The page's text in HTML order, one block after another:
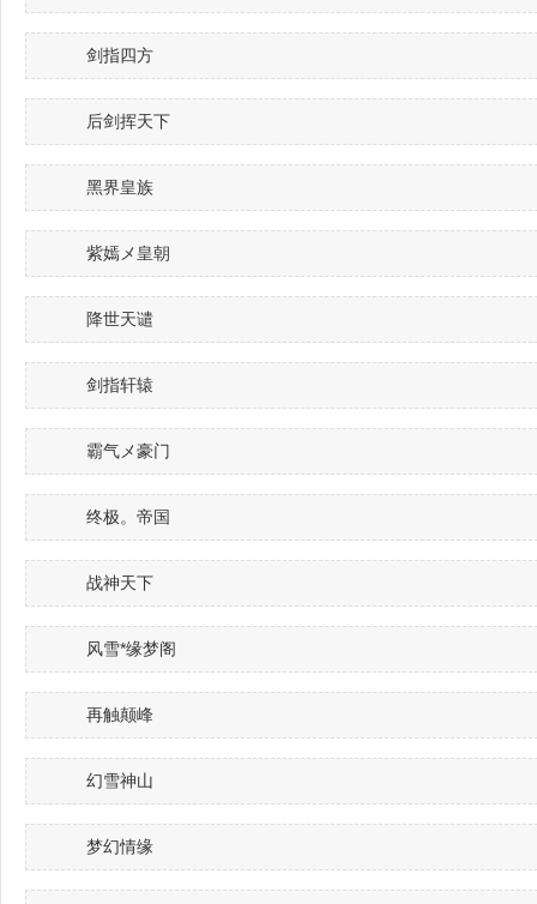
剑指四方
后剑挥天下
黑界皇族
紫嫣メ皇朝
降世天谴
剑指轩辕
霸气メ豪门
终极。帝国
战神天下
风雪*缘梦阁
再触颠峰
幻雪神山
梦幻情缘